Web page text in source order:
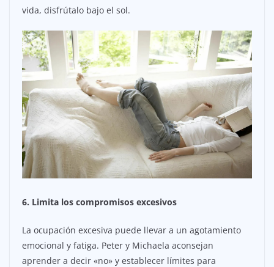
vida, disfrútalo bajo el sol.
6. Limita los compromisos excesivos
La ocupación excesiva puede llevar a un agotamiento
emocional y fatiga. Peter y Michaela aconsejan
aprender a decir «no» y establecer límites para